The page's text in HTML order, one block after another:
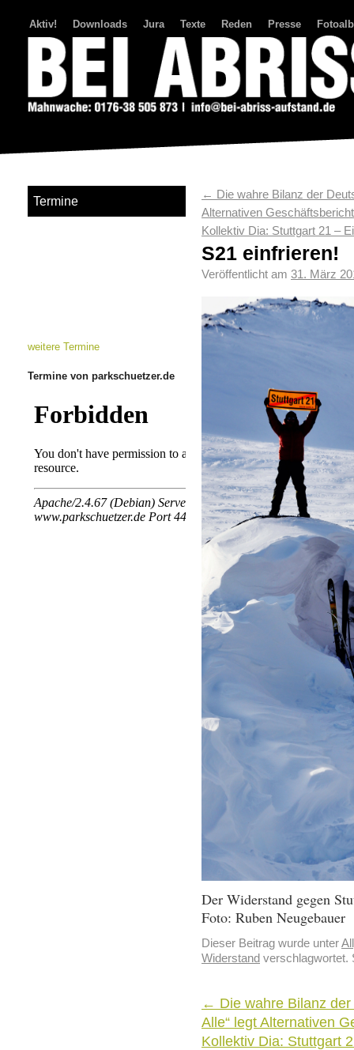
Aktiv! Downloads Jura Texte Reden Presse
← Die wahre Bilanz der
Alternativen
Kollektiv Dia: Stuttgart 21 –
S21 einfrieren!
Veröffentlicht am 31. März
Der Widerstand gegen
Foto: Ruben Neugebauer
Dieser Beitrag wurde unter
Widerstand verschlagwortet.
← Die wahre Bilanz
Alle“ legt Alternativen
Kollektiv Dia: Stuttgart
Termine
weitere Termine
Termine von parkschuetzer.de